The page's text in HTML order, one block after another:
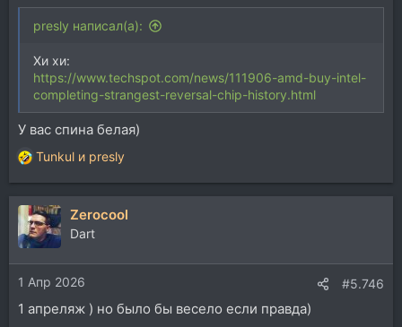
presly написал(а):
Хи хи:
https://www.techspot.com/news/111906-amd-buy-intel-
completing-strangest-reversal-chip-history.html
У вас спина белая)
Р
е
а
к
ц
и
и
:
Tunkul и presly
Zerocool
Dart
1 Апр 2026 #5.746
1 апреляж ) но было бы весело если правда)